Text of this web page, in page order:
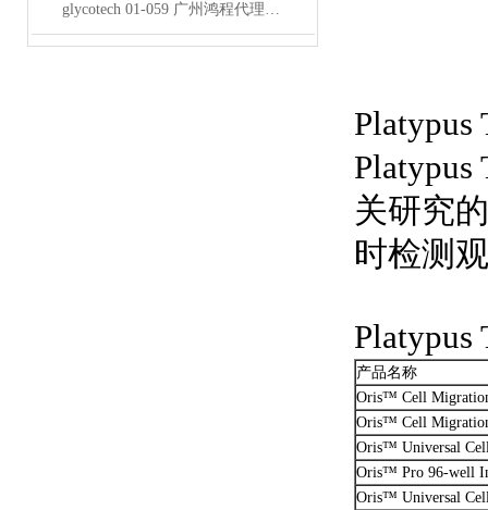
glycotech 01-059 广州鸿程代理：开启糖生物学研究新征程
关研究
时检测
Platypus
产品名称
Oris™ Cell
Oris™ Cell
Oris™ Universal
Oris™ Pro 96-well
Oris™ Universal